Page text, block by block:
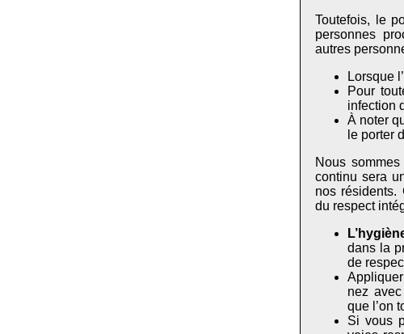
Toutefois, le
personnes
autres
Lorsque
Pour
infection
À noter
le porter
Nous
continu sera
nos résidents.
du respect
dans la
de
Appliquer
nez
que l’on
Si vous